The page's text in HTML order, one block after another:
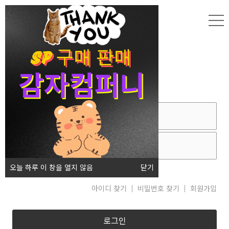
로그인
아이디 저장
아이디 찾기
비밀번호 찾기 회원가입
로그인
오늘 하루 이 창을 열지 않음 닫기